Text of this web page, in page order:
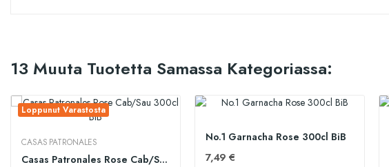
13 Muuta Tuotetta Samassa Kategoriassa:
Loppunut Varastosta
CASAS PATRONALES
Casas Patronales Rose Cab/Sau 300cl BiB
No.1 Garnacha Rose 300cl BiB
7,49 €